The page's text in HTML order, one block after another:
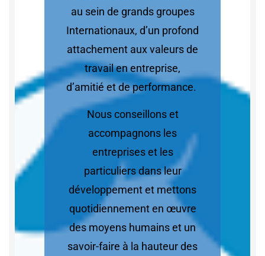
au sein de grands groupes
Internationaux, d’un profond
attachement aux valeurs de
travail en entreprise,
d’amitié et de performance.
Nous conseillons et
accompagnons les
entreprises et les
particuliers dans leur
développement et mettons
quotidiennement en œuvre
des moyens humains et un
savoir-faire à la hauteur des